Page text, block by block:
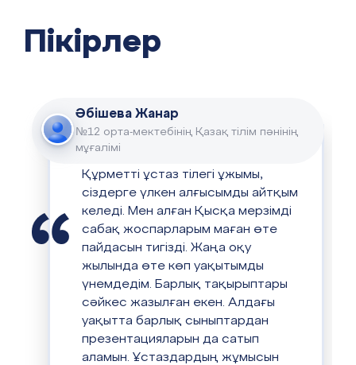
Пікірлер
Әбішева Жанар
№12 орта-мектебінің Қазақ тілім пәнінің
мұғалімі
Құрметті ұстаз тілегі ұжымы,
сіздерге үлкен алғысымды айтқым
келеді. Мен алған Қысқа мерзімді
сабақ жоспарларым маған өте
пайдасын тигізді. Жаңа оқу
жылында өте көп уақытымды
үнемдедім. Барлық тақырыптары
сәйкес жазылған екен. Алдағы
уақытта барлық сыныптардан
презентацияларын да сатып
аламын. Ұстаздардың жұмысын